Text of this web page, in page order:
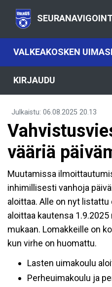
VALKEAKOSKEN
KIRJAUDU
Julkaistu: 06.08.2025 20.13
vääriä
Muutamissa
inhimillisesti vanhoja
aloittaa. Alle on nyt listattu
aloittaa kautensa
mukaan. Lomakkeille on
kun virhe on huomattu.
Lasten uimakoulu
Perheuimakoulu ja